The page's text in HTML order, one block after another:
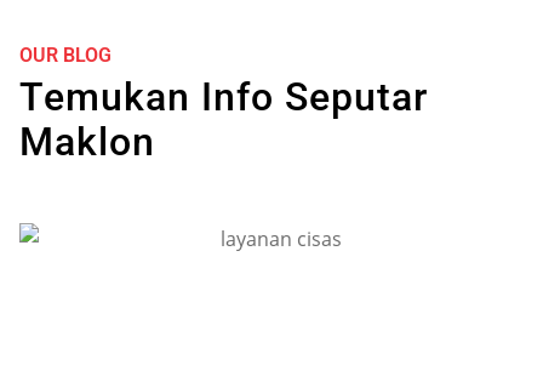
OUR BLOG
Temukan Info Seputar
Maklon